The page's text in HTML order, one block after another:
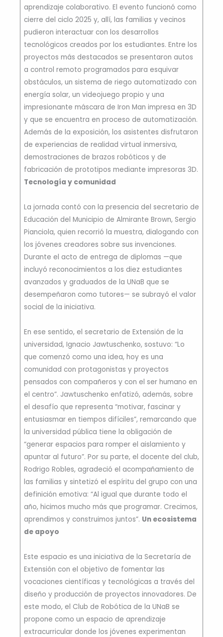
aprendizaje colaborativo. El evento funcionó como
cierre del ciclo 2025 y, allí, las familias y vecinos
pudieron interactuar con los desarrollos
tecnológicos creados por los estudiantes. Entre los
proyectos más destacados se presentaron autos
a control remoto programados para esquivar
obstáculos, un sistema de riego automatizado con
energía solar, un videojuego propio y una
impresionante máscara de Iron Man impresa en 3D
y que se encuentra en proceso de automatización.
Además de la exposición, los asistentes disfrutaron
de experiencias de realidad virtual inmersiva,
demostraciones de brazos robóticos y de
fabricación de prototipos mediante impresoras 3D.
Tecnología y comunidad
La jornada contó con la presencia del secretario de
Educación del Municipio de Almirante Brown, Sergio
Pianciola, quien recorrió la muestra, dialogando con
los jóvenes creadores sobre sus invenciones.
Durante el acto de entrega de diplomas —que
incluyó reconocimientos a los diez estudiantes
avanzados y graduados de la UNaB que se
desempeñaron como tutores— se subrayó el valor
social de la iniciativa.
En ese sentido, el secretario de Extensión de la
universidad, Ignacio Jawtuschenko, sostuvo: “Lo
que comenzó como una idea, hoy es una
comunidad con protagonistas y proyectos
pensados con compañeros y con el ser humano en
el centro”. Jawtuschenko enfatizó, además, sobre
el desafío que representa “motivar, fascinar y
entusiasmar en tiempos difíciles”, remarcando que
la universidad pública tiene la obligación de
“generar espacios para romper el aislamiento y
apuntar al futuro”. Por su parte, el docente del club,
Rodrigo Robles, agradeció el acompañamiento de
las familias y sintetizó el espíritu del grupo con una
definición emotiva: “Al igual que durante todo el
año, hicimos mucho más que programar. Crecimos,
aprendimos y construimos juntos”. Un ecosistema
de apoyo
Este espacio es una iniciativa de la Secretaría de
Extensión con el objetivo de fomentar las
vocaciones científicas y tecnológicas a través del
diseño y producción de proyectos innovadores. De
este modo, el Club de Robótica de la UNaB se
propone como un espacio de aprendizaje
extracurricular donde los jóvenes experimentan